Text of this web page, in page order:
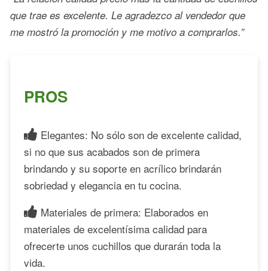
que trae es excelente. Le agradezco al vendedor que
me mostró la promoción y me motivo a comprarlos.”
PROS
Elegantes: No sólo son de excelente calidad,
si no que sus acabados son de primera
brindando y su soporte en acrílico brindarán
sobriedad y elegancia en tu cocina.
Materiales de primera: Elaborados en
materiales de excelentísima calidad para
ofrecerte unos cuchillos que durarán toda la
vida.